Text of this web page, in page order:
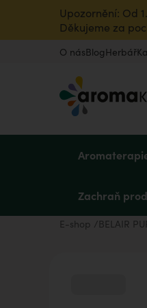
Upozornění: Od
Děkujeme za
O násBlogHerbář
Zachraň
E-shop BELAIR